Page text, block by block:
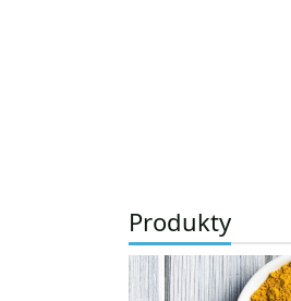
Produkty